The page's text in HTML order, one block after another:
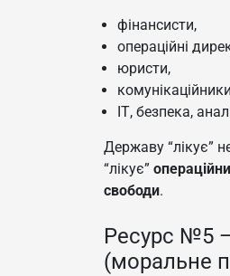
фінансисти,
операційні
юристи,
ІТ, безпека,
Державу “лікує”
“лікує”
свободи.
Ресурс №5
(моральне